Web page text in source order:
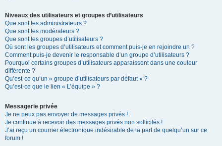
Niveaux des utilisateurs et groupes d’utilisateurs
Que sont les administrateurs ?
Que sont les modérateurs ?
Que sont les groupes d’utilisateurs ?
Où sont les groupes d’utilisateurs et comment puis-je en rejoindre un ?
Comment puis-je devenir le responsable d’un groupe d’utilisateurs ?
Pourquoi certains groupes d’utilisateurs apparaissent dans une couleur
différente ?
Qu’est-ce qu’un « groupe d’utilisateurs par défaut » ?
Qu’est-ce que le lien « L’équipe » ?
Messagerie privée
Je ne peux pas envoyer de messages privés !
Je continue à recevoir des messages privés non sollicités !
J’ai reçu un courrier électronique indésirable de la part de quelqu’un sur ce
forum !